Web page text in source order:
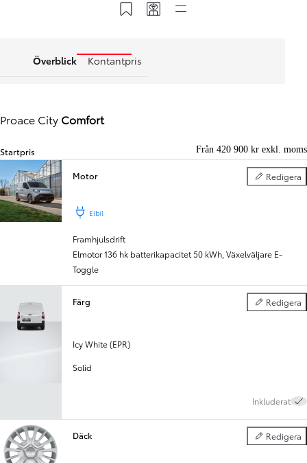
Föregående Nästa
Spara till MyToyota
Dela min kod
Överblick Kontantpris
Proace City Comfort
Startpris Från 420 900 kr exkl. moms
Motor Redigera
Motor
Elbil
Framhjulsdrift
Elmotor 136 hk batterikapacitet 50 kWh, Växelväljare E-
Toggle
Färg Redigera
Färg
Icy White (EPR)
Solid
Inkluderat
Däck Redigera
Däck